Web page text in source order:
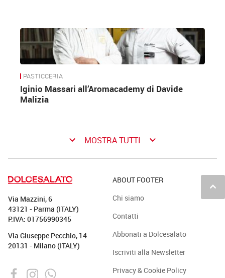
PASTICCERIA
Iginio Massari all’Aromacademy di Davide
Malizia
keyboard_arrow_down MOSTRA TUTTI keyboard_arrow_down
keyboard_arrow_up
Via Mazzini, 6
43121 - Parma (ITALY)
P.IVA: 01756990345
Via Giuseppe Pecchio, 14
20131 - Milano (ITALY)
ABOUT FOOTER
Chi siamo
Contatti
Abbonati a Dolcesalato
Iscriviti alla Newsletter
Privacy & Cookie Policy